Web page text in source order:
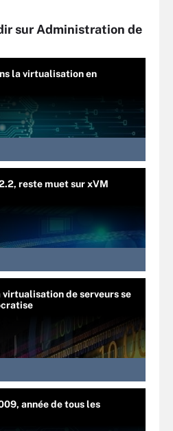
sur Administration de
la virtualisation en
reste muet sur xVM
virtualisation de serveurs se
année de tous les